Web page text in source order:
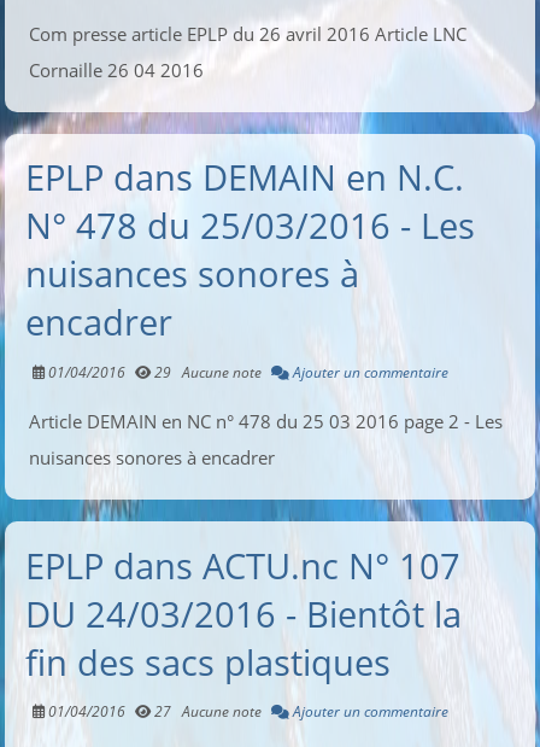
Com presse article EPLP du 26 avril 2016 Article LNC
Cornaille 26 04 2016
EPLP dans DEMAIN en N.C.
N° 478 du 25/03/2016 - Les
nuisances sonores à
encadrer
01/04/2016 29 Aucune note Ajouter un commentaire
Article DEMAIN en NC n° 478 du 25 03 2016 page 2 - Les
nuisances sonores à encadrer
EPLP dans ACTU.nc N° 107
DU 24/03/2016 - Bientôt la
fin des sacs plastiques
01/04/2016 27 Aucune note Ajouter un commentaire